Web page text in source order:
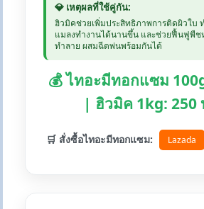
💎 เหตุผลที่ใช้คู่กัน:
ฮิวมิคช่วยเพิ่มประสิทธิภาพการติดผิวใบ
แมลงทำงานได้นานขึ้น และช่วยฟื้นฟูพืช
ทำลาย ผสมฉีดพ่นพร้อมกันได้
💰 ไทอะมีทอกแซม
| ฮิวมิค 1kg: 250
🛒 สั่งซื้อไทอะมีทอกแซม: Lazada